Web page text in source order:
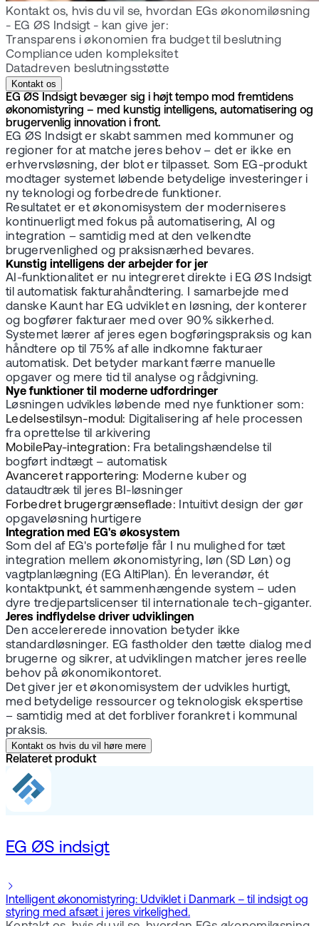
Kontakt os, hvis du vil se, hvordan EGs økonomiløsning
- EG ØS Indsigt - kan give jer:
Transparens i økonomien fra budget til beslutning
Compliance uden kompleksitet
Datadreven beslutningsstøtte
Kontakt os
EG ØS Indsigt bevæger sig i højt tempo mod fremtidens
økonomistyring – med kunstig intelligens, automatisering og
brugervenlig innovation i front.
EG ØS Indsigt er skabt sammen med kommuner og
regioner for at matche jeres behov – det er ikke en
erhvervsløsning, der blot er tilpasset. Som EG-produkt
modtager systemet løbende betydelige investeringer i
ny teknologi og forbedrede funktioner.
Resultatet er et økonomisystem der moderniseres
kontinuerligt med fokus på automatisering, AI og
integration – samtidig med at den velkendte
brugervenlighed og praksisnærhed bevares.
Kunstig intelligens der arbejder for jer
AI-funktionalitet er nu integreret direkte i EG ØS Indsigt
til automatisk fakturahåndtering. I samarbejde med
danske Kaunt har EG udviklet en løsning, der konterer
og bogfører fakturaer med over 90% sikkerhed.
Systemet lærer af jeres egen bogføringspraksis og kan
håndtere op til 75% af alle indkomne fakturaer
automatisk. Det betyder markant færre manuelle
opgaver og mere tid til analyse og rådgivning.
Nye funktioner til moderne udfordringer
Løsningen udvikles løbende med nye funktioner som:
Ledelsestilsyn-modul: Digitalisering af hele processen
fra oprettelse til arkivering
MobilePay-integration: Fra betalingshændelse til
bogført indtægt – automatisk
Avanceret rapportering: Moderne kuber og
dataudtræk til jeres BI-løsninger
Forbedret brugergrænseflade: Intuitivt design der gør
opgaveløsning hurtigere
Integration med EG's økosystem
Som del af EG's portefølje får I nu mulighed for tæt
integration mellem økonomistyring, løn (SD Løn) og
vagtplanlægning (EG AltiPlan). Én leverandør, ét
kontaktpunkt, ét sammenhængende system – uden
dyre tredjepartslicenser til internationale tech-giganter.
Jeres indflydelse driver udviklingen
Den accelererede innovation betyder ikke
standardløsninger. EG fastholder den tætte dialog med
brugerne og sikrer, at udviklingen matcher jeres reelle
behov på økonomikontoret.
Det giver jer et økonomisystem der udvikles hurtigt,
med betydelige ressourcer og teknologisk ekspertise
– samtidig med at det forbliver forankret i kommunal
praksis.
Kontakt os hvis du vil høre mere
Relateret produkt
EG ØS indsigt
Intelligent økonomistyring: Udviklet i Danmark – til indsigt og
styring med afsæt i jeres virkelighed.